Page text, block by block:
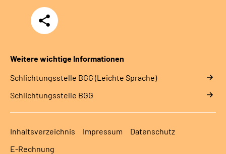
Teilen
Weitere wichtige Informationen
Schlich­tungs­stel­le BGG (Leichte Sprache)
Schlich­tungs­stel­le BGG
Inhaltsverzeichnis Impressum
Datenschutz
E-Rechnung